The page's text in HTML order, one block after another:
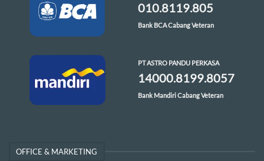
010.8119.805
Bank BCA Cabang Veteran
PT ASTRO PANDU PERKASA
14000.8199.8057
Bank Mandiri Cabang Veteran
OFFICE & MARKETING